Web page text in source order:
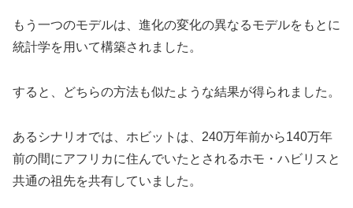
もう一つのモデルは、進化の変化の異なるモデルをもとに
統計学を用いて構築されました。
すると、どちらの方法も似たような結果が得られました。
あるシナリオでは、ホビットは、240万年前から140万年
前の間にアフリカに住んでいたとされるホモ・ハビリスと
共通の祖先を共有していました。